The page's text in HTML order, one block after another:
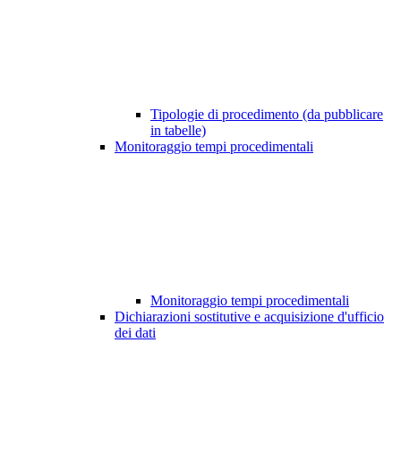
Tipologie di procedimento (da pubblicare
in tabelle)
Monitoraggio tempi procedimentali
Monitoraggio tempi procedimentali
Dichiarazioni sostitutive e acquisizione d'ufficio
dei dati